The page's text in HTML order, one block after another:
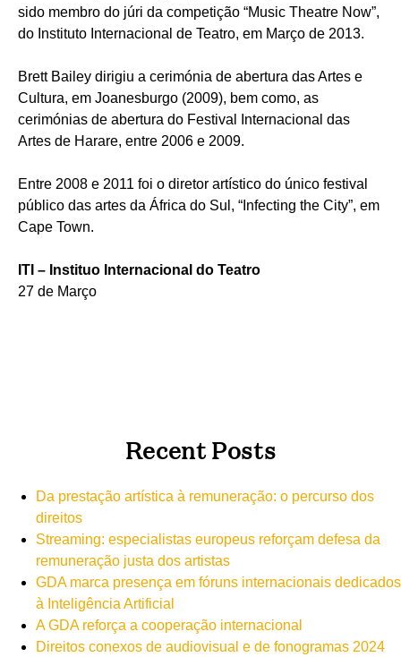
sido membro do júri da competição “Music Theatre Now”,
do Instituto Internacional de Teatro, em Março de 2013.
Brett Bailey dirigiu a cerimónia de abertura das Artes e
Cultura, em Joanesburgo (2009), bem como, as
cerimónias de abertura do Festival Internacional das
Artes de Harare, entre 2006 e 2009.
Entre 2008 e 2011 foi o diretor artístico do único festival
público das artes da África do Sul, “Infecting the City”, em
Cape Town.
ITI – Instituo Internacional do Teatro
27 de Março
Recent Posts
Da prestação artística à remuneração: o percurso dos
direitos
Streaming: especialistas europeus reforçam defesa da
remuneração justa dos artistas
GDA marca presença em fóruns internacionais dedicados
à Inteligência Artificial
A GDA reforça a cooperação internacional
Direitos conexos de audiovisual e de fonogramas 2024